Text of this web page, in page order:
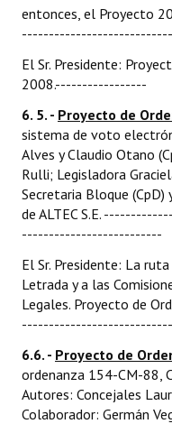
entonces, el Proyecto
El Sr. Presidente:
2008.-----------------
6. 5. - Proyecto de
sistema de voto
Alves y Claudio Otano
Rulli; Legisladora
Secretaria Bloque (CpD)
de ALTEC S.E.
--------------------------
El Sr. Presidente: La
Letrada y a las
Legales. Proyecto de
6.6. - Proyecto de
ordenanza 154-CM-88,
Autores: Concejales
Colaborador: Germán